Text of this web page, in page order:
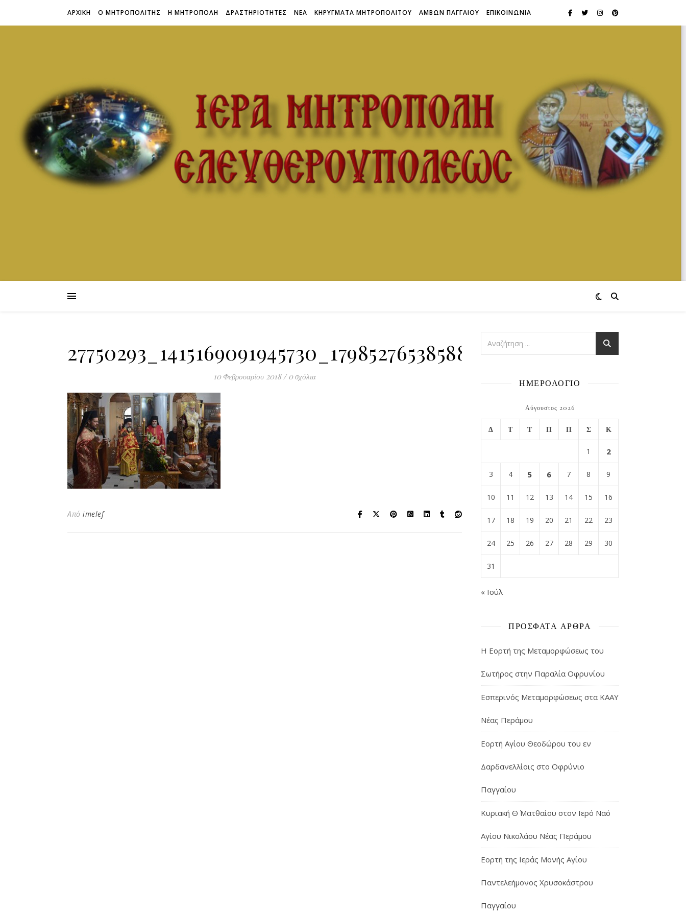
ΑΡΧΙΚΗ Ο ΜΗΤΡΟΠΟΛΙΤΗΣ Η ΜΗΤΡΟΠΟΛΗ ΔΡΑΣΤΗΡΙΟΤΗΤΕΣ ΝΕΑ ΚΗΡΥΓΜΑΤΑ ΜΗΤΡΟΠΟΛΙΤΟΥ ΑΜΒΩΝ ΠΑΓΓΑΙΟΥ ΕΠΙΚΟΙΝΩΝΙΑ
27750293_1415169091945730_1798527653858865844_n
10 Φεβρουαρίου 2018 / 0 σχόλια
Από imelef
ΗΜΕΡΟΛΟΓΙΟ
Αύγουστος 2026
Δ Τ Τ Π Π Σ Κ
1 2
3 4 5 6 7 8 9
10 11 12 13 14 15 16
17 18 19 20 21 22 23
24 25 26 27 28 29 30
31
« Ιούλ
ΠΡΌΣΦΑΤΑ ΆΡΘΡΑ
Η Εορτή της Μεταμορφώσεως του
Σωτήρος στην Παραλία Οφρυνίου
Εσπερινός Μεταμορφώσεως στα ΚΑΑΥ
Νέας Περάμου
Εορτή Αγίου Θεοδώρου του εν
Δαρδανελλίοις στο Οφρύνιο
Παγγαίου
Κυριακή Θ΄ Ματθαίου στον Ιερό Ναό
Αγίου Νικολάου Νέας Περάμου
Εορτή της Ιεράς Μονής Αγίου
Παντελεήμονος Χρυσοκάστρου
Παγγαίου